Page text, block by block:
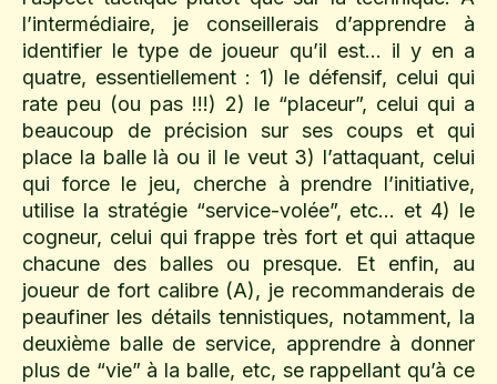
l’intermédiaire, je conseillerais d’apprendre à
identifier le type de joueur qu’il est… il y en a
quatre, essentiellement : 1) le défensif, celui qui
rate peu (ou pas !!!) 2) le “placeur”, celui qui a
beaucoup de précision sur ses coups et qui
place la balle là ou il le veut 3) l’attaquant, celui
qui force le jeu, cherche à prendre l’initiative,
utilise la stratégie “service-volée”, etc… et 4) le
cogneur, celui qui frappe très fort et qui attaque
chacune des balles ou presque. Et enfin, au
joueur de fort calibre (A), je recommanderais de
peaufiner les détails tennistiques, notamment, la
deuxième balle de service, apprendre à donner
plus de “vie” à la balle, etc, se rappellant qu’à ce